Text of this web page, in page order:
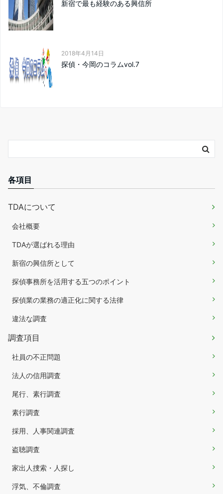
新宿で最も経験のある興信所
2018年4月14日
探偵・今岡のコラムvol.7
各項目
TDAについて
会社概要
TDAが選ばれる理由
新宿の興信所として
探偵事務所を活用する五つのポイント
探偵業の業務の適正化に関する法律
違法な調査
調査項目
社員の不正問題
法人の信用調査
尾行、素行調査
素行調査
採用、人事関連調査
盗聴調査
家出人捜索・人探し
浮気、不倫調査